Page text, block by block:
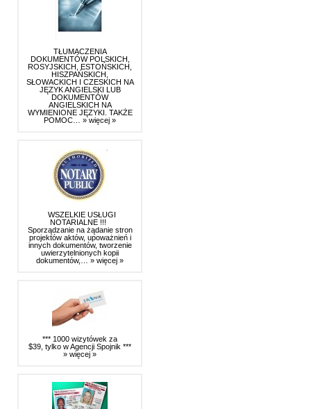
TŁUMACZENIA
DOKUMENTÓW POLSKICH,
ROSYJSKICH, ESTOŃSKICH,
HISZPAŃSKICH,
SŁOWACKICH I CZESKICH NA
JĘZYK ANGIELSKI LUB
DOKUMENTÓW
ANGIELSKICH NA
WYMIENIONE JĘZYKI. TAKŻE
POMOC… » więcej »
WSZELKIE USŁUGI
NOTARIALNE !!!
Sporządzanie na żądanie stron
projektów aktów, upoważnień i
innych dokumentów, tworzenie
uwierzytelnionych kopii
dokumentów,… » więcej »
*** 1000 wizytówek za
$39, tylko w Agencji Spojnik ***
» więcej »